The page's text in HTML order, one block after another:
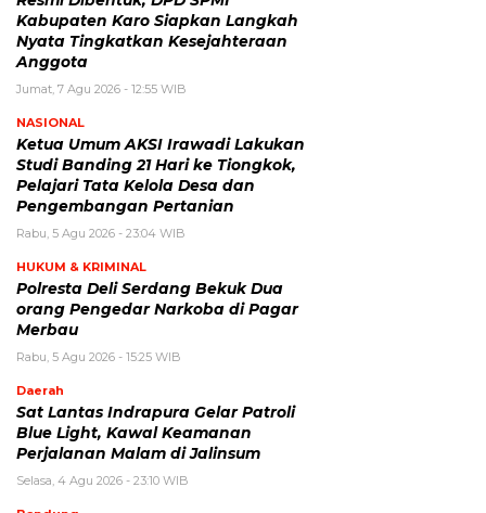
Kabupaten Karo Siapkan Langkah
Nyata Tingkatkan Kesejahteraan
Anggota
Jumat, 7 Agu 2026 - 12:55 WIB
NASIONAL
Ketua Umum AKSI Irawadi Lakukan
Studi Banding 21 Hari ke Tiongkok,
Pelajari Tata Kelola Desa dan
Pengembangan Pertanian
Rabu, 5 Agu 2026 - 23:04 WIB
HUKUM & KRIMINAL
Polresta Deli Serdang Bekuk Dua
orang Pengedar Narkoba di Pagar
Merbau
Rabu, 5 Agu 2026 - 15:25 WIB
Daerah
Sat Lantas Indrapura Gelar Patroli
Blue Light, Kawal Keamanan
Perjalanan Malam di Jalinsum
Selasa, 4 Agu 2026 - 23:10 WIB